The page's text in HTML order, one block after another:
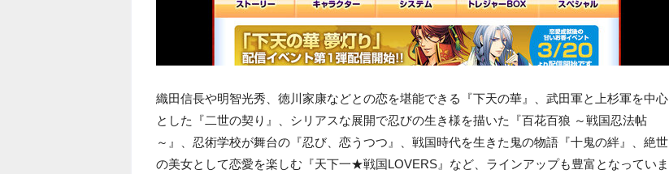
織田信長や明智光秀、徳川家康などとの恋を堪能できる『下天の華』、武田軍と上杉軍を中心
とした『二世の契り』、シリアスな展開で忍びの生き様を描いた『百花百狼 ～戦国忍法帖
～』、忍術学校が舞台の『忍び、恋うつつ』、戦国時代を生きた鬼の物語『十鬼の絆』、絶世
の美女として恋愛を楽しむ『天下一★戦国LOVERS』など、ラインアップも豊富となっていま